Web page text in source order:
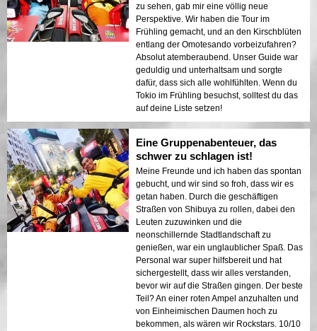
zu sehen, gab mir eine völlig neue
Perspektive. Wir haben die Tour im
Frühling gemacht, und an den Kirschblüten
entlang der Omotesando vorbeizufahren?
Absolut atemberaubend. Unser Guide war
geduldig und unterhaltsam und sorgte
dafür, dass sich alle wohlfühlten. Wenn du
Tokio im Frühling besuchst, solltest du das
auf deine Liste setzen!
Eine Gruppenabenteuer, das
schwer zu schlagen ist!
Meine Freunde und ich haben das spontan
gebucht, und wir sind so froh, dass wir es
getan haben. Durch die geschäftigen
Straßen von Shibuya zu rollen, dabei den
Leuten zuzuwinken und die
neonschillernde Stadtlandschaft zu
genießen, war ein unglaublicher Spaß. Das
Personal war super hilfsbereit und hat
sichergestellt, dass wir alles verstanden,
bevor wir auf die Straßen gingen. Der beste
Teil? An einer roten Ampel anzuhalten und
von Einheimischen Daumen hoch zu
bekommen, als wären wir Rockstars. 10/10